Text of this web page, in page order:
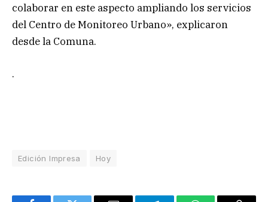
colaborar en este aspecto ampliando los servicios
del Centro de Monitoreo Urbano», explicaron
desde la Comuna.
.
Edición Impresa Hoy